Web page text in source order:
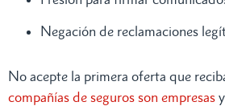
Negación de reclamaciones
No acepte la primera oferta que
compañías de seguros son empresas